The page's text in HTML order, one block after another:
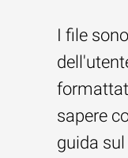
I file
sapere
guida